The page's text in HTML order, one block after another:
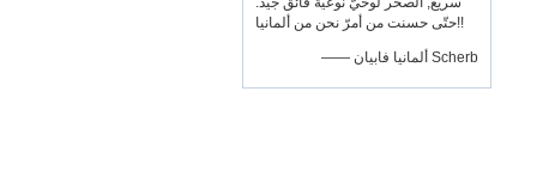
حتّى حسنت من أمرّ نحن من ألمانيا!!
—— ألمانيا فابيان Scherb